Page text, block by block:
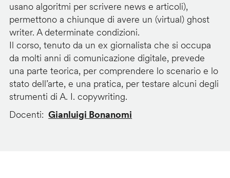
usano algoritmi per scrivere news e articoli),
permettono a chiunque di avere un (virtual) ghost
writer. A determinate condizioni.
Il corso, tenuto da un ex giornalista che si occupa
da molti anni di comunicazione digitale, prevede
una parte teorica, per comprendere lo scenario e lo
stato dell’arte, e una pratica, per testare alcuni degli
strumenti di A. I. copywriting.
Docenti
Gianluigi Bonanomi